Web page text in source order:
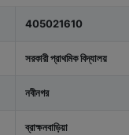
405021610
সরকারী প্রাথমিক বিদ্যালয়
নবীনগর
ব্রাক্ষনবাড়িয়া